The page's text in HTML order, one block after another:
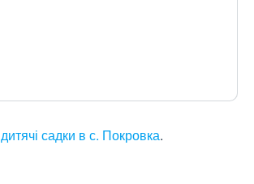
дитячі садки в с. Покровка.